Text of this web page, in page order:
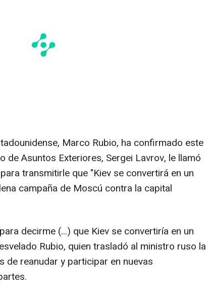
Marco Rubio, ha confirmado este
de Asuntos Exteriores, Sergei Lavrov, le llamó
transmitirle que "Kiev se convertirá en un
campaña de Moscú contra la capital
decirme (...) que Kiev se convertiría en un
Rubio, quien trasladó al ministro ruso la
de reanudar y participar en nuevas